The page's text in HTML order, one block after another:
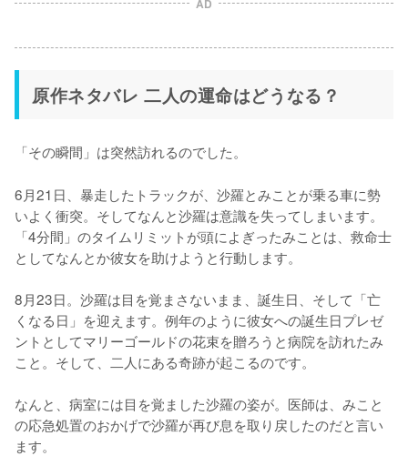
AD
原作ネタバレ 二人の運命はどうなる？
「その瞬間」は突然訪れるのでした。
6月21日、暴走したトラックが、沙羅とみことが乗る車に勢
いよく衝突。そしてなんと沙羅は意識を失ってしまいます。
「4分間」のタイムリミットが頭によぎったみことは、救命士
としてなんとか彼女を助けようと行動します。
8月23日。沙羅は目を覚まさないまま、誕生日、そして「亡
くなる日」を迎えます。例年のように彼女への誕生日プレゼ
ントとしてマリーゴールドの花束を贈ろうと病院を訪れたみ
こと。そして、二人にある奇跡が起こるのです。
なんと、病室には目を覚ました沙羅の姿が。医師は、みこと
の応急処置のおかげで沙羅が再び息を取り戻したのだと言い
ます。